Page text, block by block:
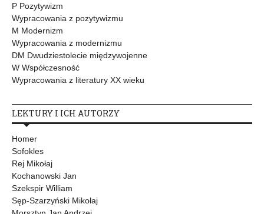
P Pozytywizm
Wypracowania z pozytywizmu
M Modernizm
Wypracowania z modernizmu
DM Dwudziestolecie międzywojenne
W Współczesność
Wypracowania z literatury XX wieku
LEKTURY I ICH AUTORZY
Homer
Sofokles
Rej Mikołaj
Kochanowski Jan
Szekspir William
Sęp-Szarzyński Mikołaj